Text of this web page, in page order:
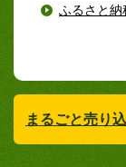
ふるさと納
まるごと売り